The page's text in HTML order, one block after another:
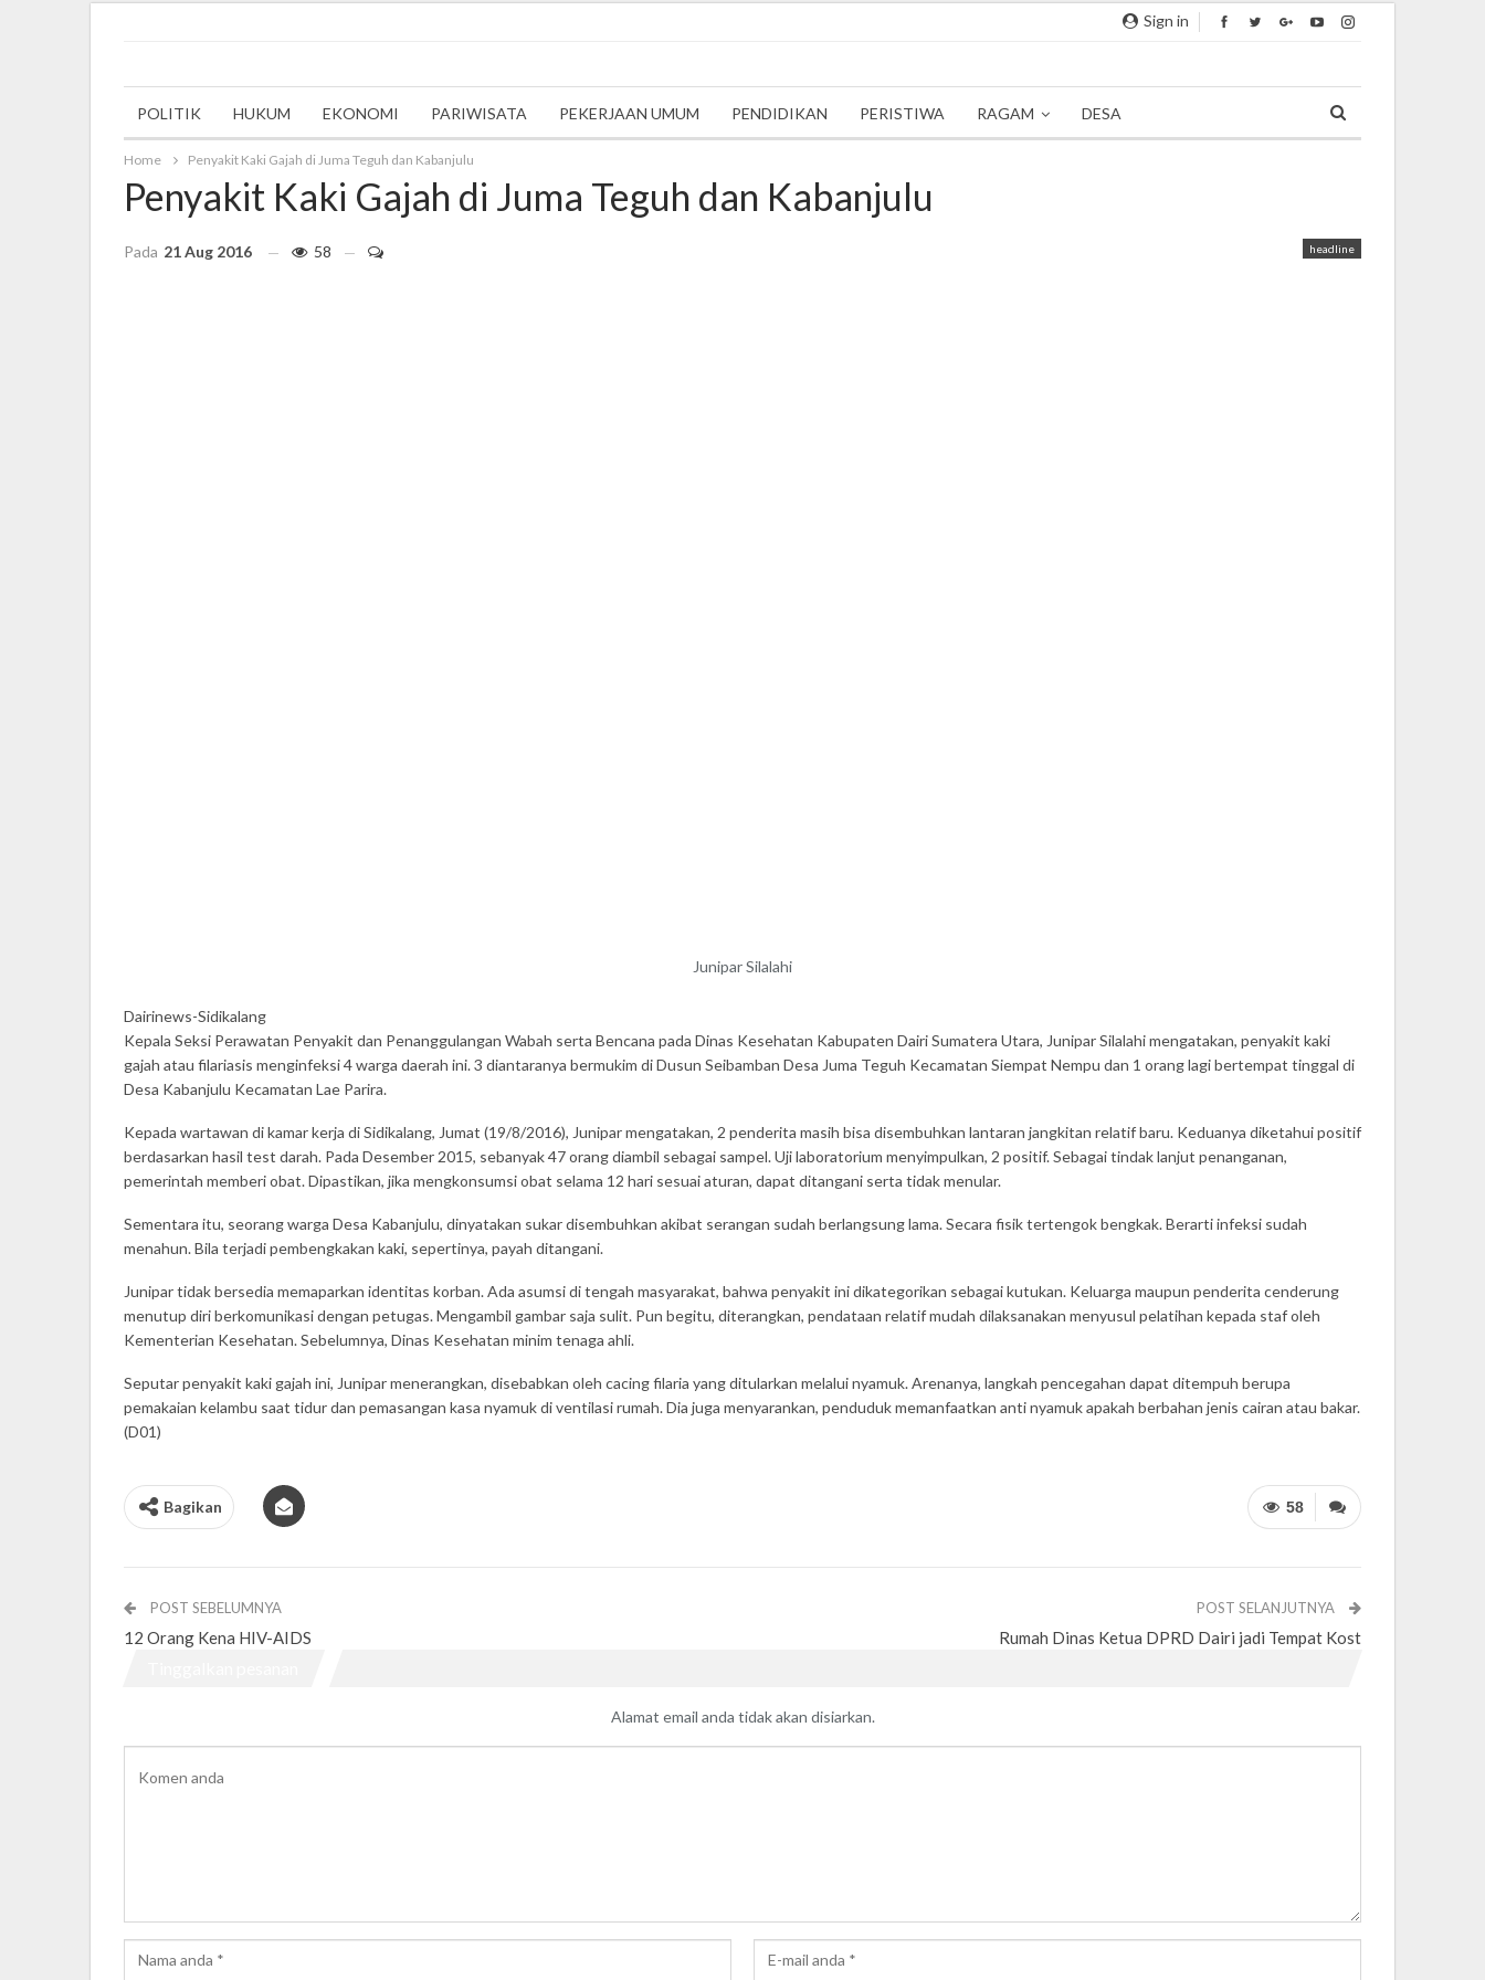
Sign in
POLITIK HUKUM EKONOMI PARIWISATA PEKERJAAN UMUM PENDIDIKAN PERISTIWA RAGAM DESA
Home Penyakit Kaki Gajah di Juma Teguh dan Kabanjulu
Penyakit Kaki Gajah di Juma Teguh dan Kabanjulu
headline
Pada 21 Aug 2016 58
Junipar Silalahi
Dairinews-Sidikalang
Kepala Seksi Perawatan Penyakit dan Penanggulangan Wabah serta Bencana pada Dinas Kesehatan Kabupaten Dairi Sumatera Utara, Junipar Silalahi mengatakan, penyakit kaki
gajah atau filariasis menginfeksi 4 warga daerah ini. 3 diantaranya bermukim di Dusun Seibamban Desa Juma Teguh Kecamatan Siempat Nempu dan 1 orang lagi bertempat tinggal di
Desa Kabanjulu Kecamatan Lae Parira.
Kepada wartawan di kamar kerja di Sidikalang, Jumat (19/8/2016), Junipar mengatakan, 2 penderita masih bisa disembuhkan lantaran jangkitan relatif baru. Keduanya diketahui positif
berdasarkan hasil test darah. Pada Desember 2015, sebanyak 47 orang diambil sebagai sampel. Uji laboratorium menyimpulkan, 2 positif. Sebagai tindak lanjut penanganan,
pemerintah memberi obat. Dipastikan, jika mengkonsumsi obat selama 12 hari sesuai aturan, dapat ditangani serta tidak menular.
Sementara itu, seorang warga Desa Kabanjulu, dinyatakan sukar disembuhkan akibat serangan sudah berlangsung lama. Secara fisik tertengok bengkak. Berarti infeksi sudah
menahun. Bila terjadi pembengkakan kaki, sepertinya, payah ditangani.
Junipar tidak bersedia memaparkan identitas korban. Ada asumsi di tengah masyarakat, bahwa penyakit ini dikategorikan sebagai kutukan. Keluarga maupun penderita cenderung
menutup diri berkomunikasi dengan petugas. Mengambil gambar saja sulit. Pun begitu, diterangkan, pendataan relatif mudah dilaksanakan menyusul pelatihan kepada staf oleh
Kementerian Kesehatan. Sebelumnya, Dinas Kesehatan minim tenaga ahli.
Seputar penyakit kaki gajah ini, Junipar menerangkan, disebabkan oleh cacing filaria yang ditularkan melalui nyamuk. Arenanya, langkah pencegahan dapat ditempuh berupa
pemakaian kelambu saat tidur dan pemasangan kasa nyamuk di ventilasi rumah. Dia juga menyarankan, penduduk memanfaatkan anti nyamuk apakah berbahan jenis cairan atau bakar.
(D01)
58
Bagikan
POST SEBELUMNYA
12 Orang Kena HIV-AIDS
POST SELANJUTNYA
Rumah Dinas Ketua DPRD Dairi jadi Tempat Kost
Alamat email anda tidak akan disiarkan.